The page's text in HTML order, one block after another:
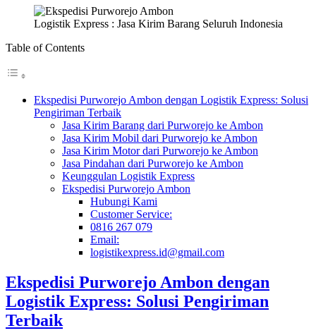
Logistik Express : Jasa Kirim Barang Seluruh Indonesia
Table of Contents
Ekspedisi Purworejo Ambon dengan Logistik Express: Solusi
Pengiriman Terbaik
Jasa Kirim Barang dari Purworejo ke Ambon
Jasa Kirim Mobil dari Purworejo ke Ambon
Jasa Kirim Motor dari Purworejo ke Ambon
Jasa Pindahan dari Purworejo ke Ambon
Keunggulan Logistik Express
Ekspedisi Purworejo Ambon
Hubungi Kami
Customer Service:
0816 267 079
Email:
logistikexpress.id@gmail.com
Ekspedisi Purworejo Ambon dengan
Logistik Express: Solusi Pengiriman
Terbaik